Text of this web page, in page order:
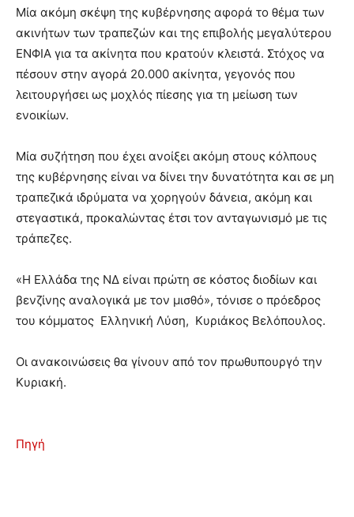
Μία ακόμη σκέψη της κυβέρνησης αφορά το θέμα των
ακινήτων των τραπεζών και της επιβολής μεγαλύτερου
ΕΝΦΙΑ για τα ακίνητα που κρατούν κλειστά. Στόχος να
πέσουν στην αγορά 20.000 ακίνητα, γεγονός που
λειτουργήσει ως μοχλός πίεσης για τη μείωση των
ενοικίων.
Μία συζήτηση που έχει ανοίξει ακόμη στους κόλπους
της κυβέρνησης είναι να δίνει την δυνατότητα και σε μη
τραπεζικά ιδρύματα να χορηγούν δάνεια, ακόμη και
στεγαστικά, προκαλώντας έτσι τον ανταγωνισμό με τις
τράπεζες.
«Η Ελλάδα της ΝΔ είναι πρώτη σε κόστος διοδίων και
βενζίνης αναλογικά με τον μισθό», τόνισε ο πρόεδρος
του κόμματος Ελληνική Λύση, Κυριάκος Βελόπουλος.
Οι ανακοινώσεις θα γίνουν από τον πρωθυπουργό την
Κυριακή.
Πηγή